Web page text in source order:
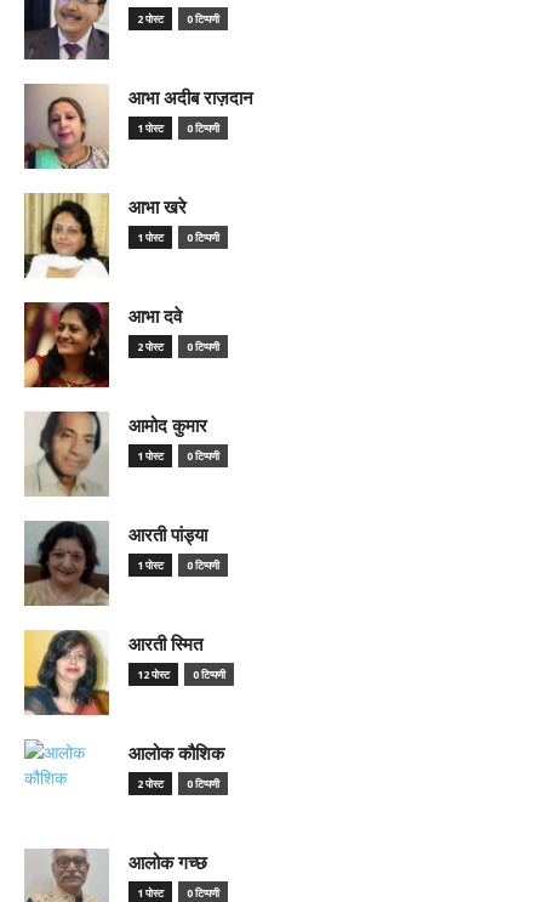
2 पोस्ट 0 टिप्पणी
आभा अदीब राज़दान
1 पोस्ट 0 टिप्पणी
आभा खरे
1 पोस्ट 0 टिप्पणी
आभा दवे
2 पोस्ट 0 टिप्पणी
आमोद कुमार
1 पोस्ट 0 टिप्पणी
आरती पांड्या
1 पोस्ट 0 टिप्पणी
आरती स्मित
12 पोस्ट 0 टिप्पणी
आलोक कौशिक
2 पोस्ट 0 टिप्पणी
आलोक गच्छ
1 पोस्ट 0 टिप्पणी